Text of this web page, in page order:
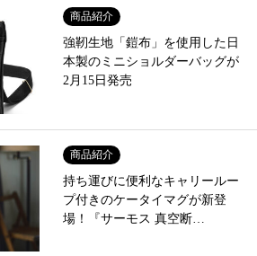
商品紹介
強靭生地「鎧布」を使用した日
本製のミニショルダーバッグが
2月15日発売
商品紹介
持ち運びに便利なキャリールー
プ付きのケータイマグが新登
場！『サーモス 真空断…